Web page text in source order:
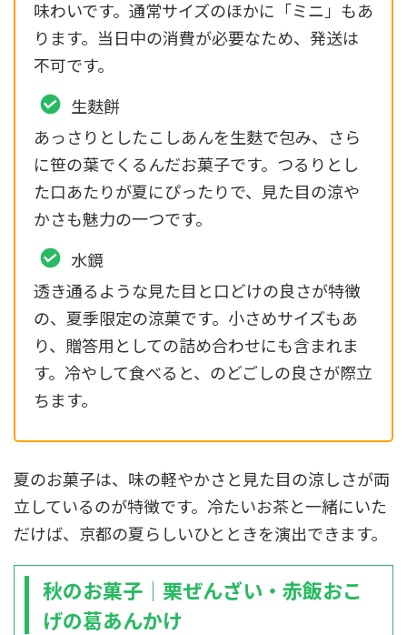
味わいです。通常サイズのほかに「ミニ」もあ
ります。当日中の消費が必要なため、発送は
不可です。
生麩餅
あっさりとしたこしあんを生麩で包み、さら
に笹の葉でくるんだお菓子です。つるりとし
た口あたりが夏にぴったりで、見た目の涼や
かさも魅力の一つです。
水鏡
透き通るような見た目と口どけの良さが特徴
の、夏季限定の涼菓です。小さめサイズもあ
り、贈答用としての詰め合わせにも含まれま
す。冷やして食べると、のどごしの良さが際立
ちます。
夏のお菓子は、味の軽やかさと見た目の涼しさが両
立しているのが特徴です。冷たいお茶と一緒にいた
だけば、京都の夏らしいひとときを演出できます。
秋のお菓子｜栗ぜんざい・赤飯おこ
げの葛あんかけ